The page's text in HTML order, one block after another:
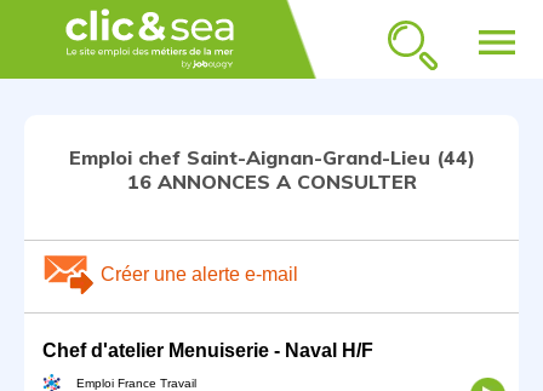
menu
Emploi chef Saint-Aignan-Grand-Lieu (44)
16 ANNONCES A CONSULTER
Créer une alerte e-mail
Chef d'atelier Menuiserie - Naval H/F
Emploi France Travail